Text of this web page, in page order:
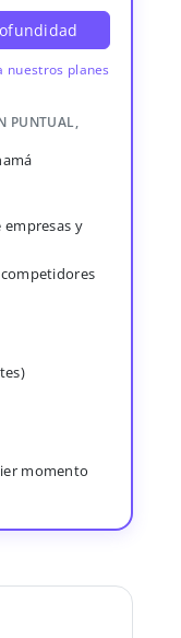
nuestros planes
PUNTUAL,
empresas y
momento